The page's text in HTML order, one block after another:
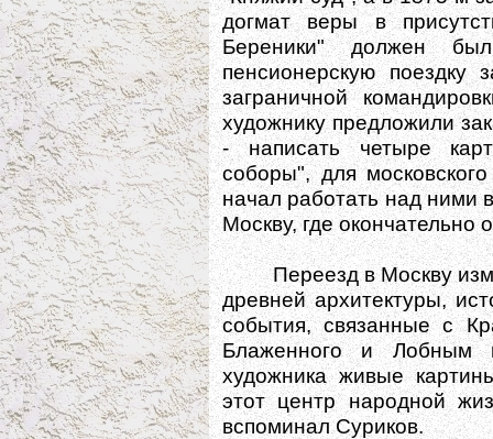
догмат веры в
Береники" должен
пенсионерскую
заграничной
художнику предложили
- написать четыре
соборы", для
начал работать над ними
Москву, где окончательно
Переезд в Москву
древней архитектуры,
события, связанные с
Блаженного и Лобным
художника живые
этот центр народной
вспоминал Суриков.